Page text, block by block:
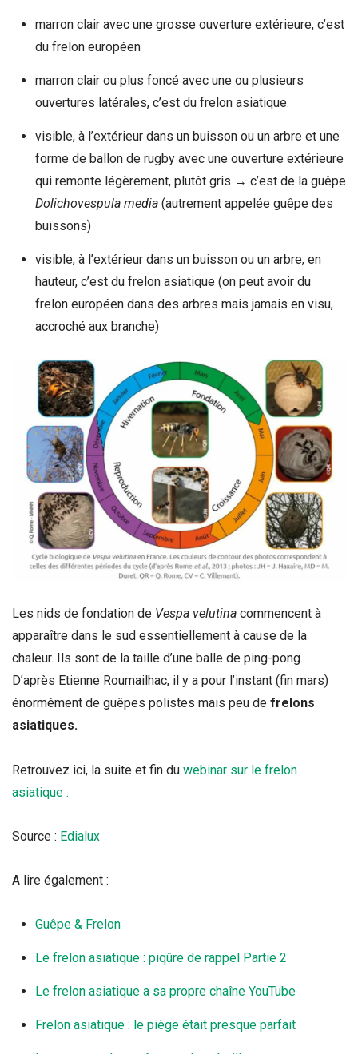
marron clair avec une grosse ouverture extérieure, c’est
du frelon européen
marron clair ou plus foncé avec une ou plusieurs
ouvertures latérales, c’est du frelon asiatique.
visible, à l’extérieur dans un buisson ou un arbre et une
forme de ballon de rugby avec une ouverture extérieure
qui remonte légèrement, plutôt gris → c’est de la guêpe
Dolichovespula media(autrement appelée guêpe des
buissons)
visible, à l’extérieur dans un buisson ou un arbre, en
hauteur, c’est du frelon asiatique (on peut avoir du
frelon européen dans des arbres mais jamais en visu,
accroché aux branche)
Les nids de fondation de Vespa velutina commencent à
apparaître dans le sud essentiellement à cause de la
chaleur. Ils sont de la taille d’une balle de ping-pong.
D’après Etienne Roumailhac, il y a pour l’instant (fin mars)
énormément de guêpes polistes mais peu de frelons
asiatiques.
Retrouvez ici, la suite et fin du webinar sur le frelon
asiatique .
Source : Edialux
A lire également :
Guêpe & Frelon
Le frelon asiatique : piqûre de rappel Partie 2
Le frelon asiatique a sa propre chaîne YouTube
Frelon asiatique : le piège était presque parfait